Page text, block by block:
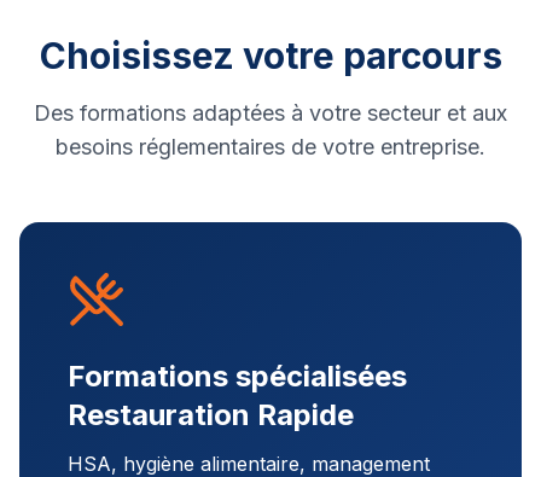
Choisissez votre parcours
Des formations adaptées à votre secteur et aux
besoins réglementaires de votre entreprise.
Formations spécialisées
Restauration Rapide
HSA, hygiène alimentaire, management